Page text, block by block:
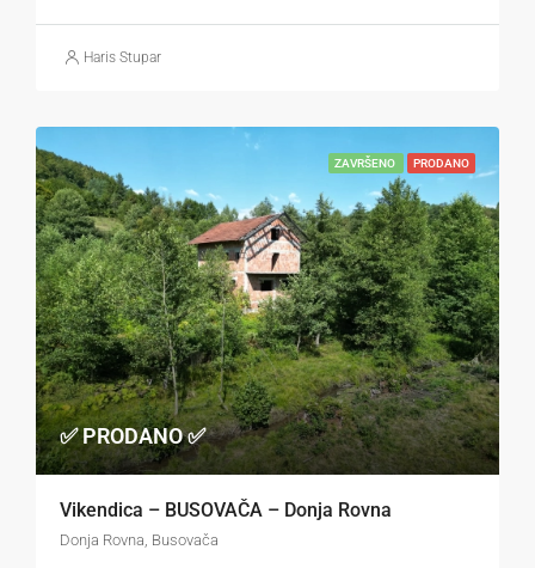
Haris Stupar
ZAVRŠENO PRODANO
✅ PRODANO ✅
Vikendica – BUSOVAČA – Donja Rovna
Donja Rovna, Busovača